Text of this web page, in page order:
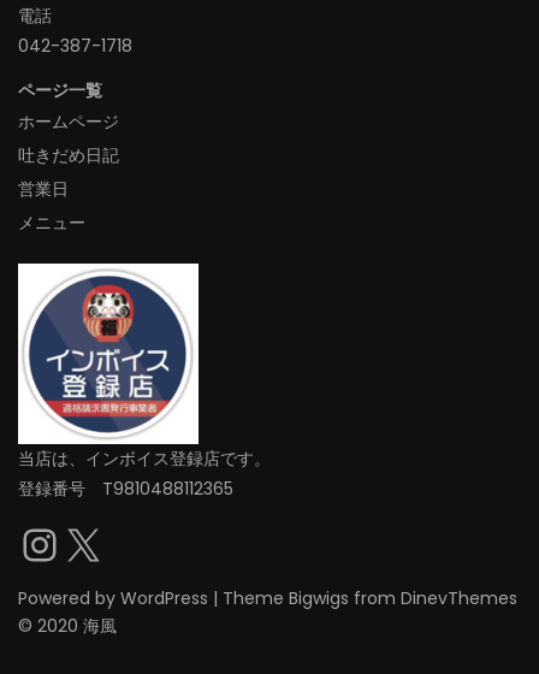
電話
042-387-1718‬
ページ一覧
ホームページ
吐きだめ日記
営業日
メニュー
当店は、インボイス登録店です。
登録番号 T9810488112365
Instagram
X
Powered by WordPress | Theme Bigwigs from DinevThemes
© 2020 海風